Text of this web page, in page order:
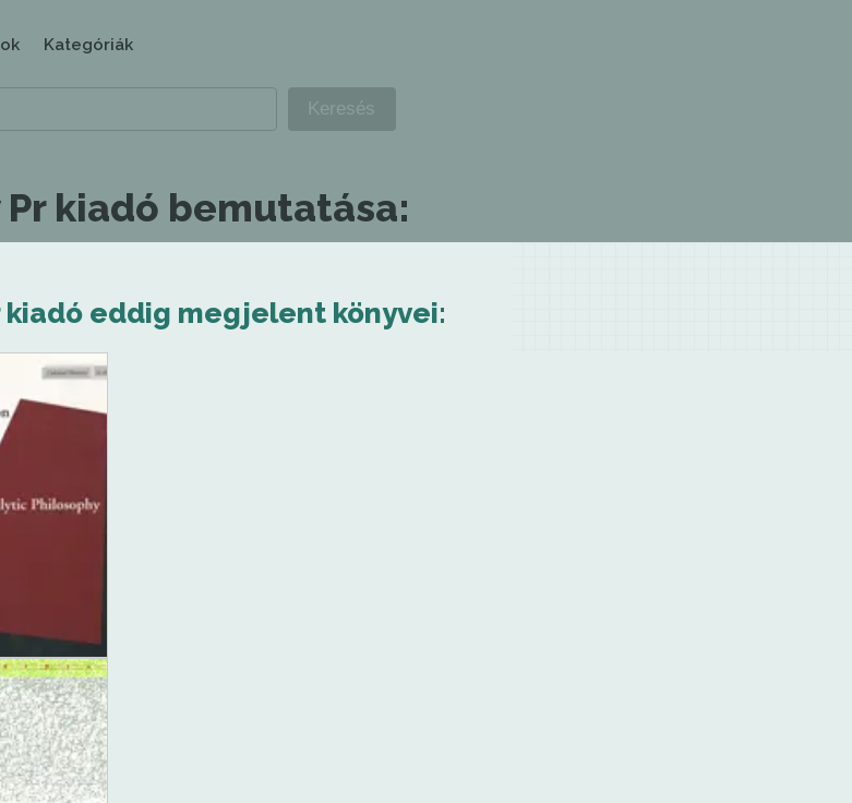
Kategóriák
kiadó bemutatása:
kiadó eddig megjelent könyvei: